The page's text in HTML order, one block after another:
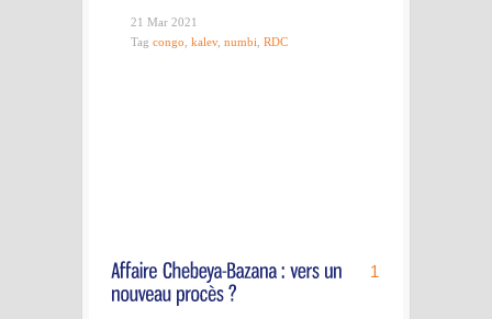
21 Mar 2021
Tag congo kalev, numbi RDC
1